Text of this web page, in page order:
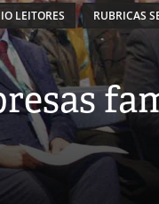
LEITORES RUBRICAS